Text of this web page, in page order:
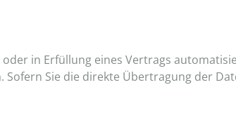
in Erfüllung eines Vertrags
Sie die direkte Übertragung der